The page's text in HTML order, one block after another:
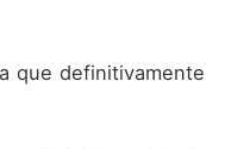
que definitivamente